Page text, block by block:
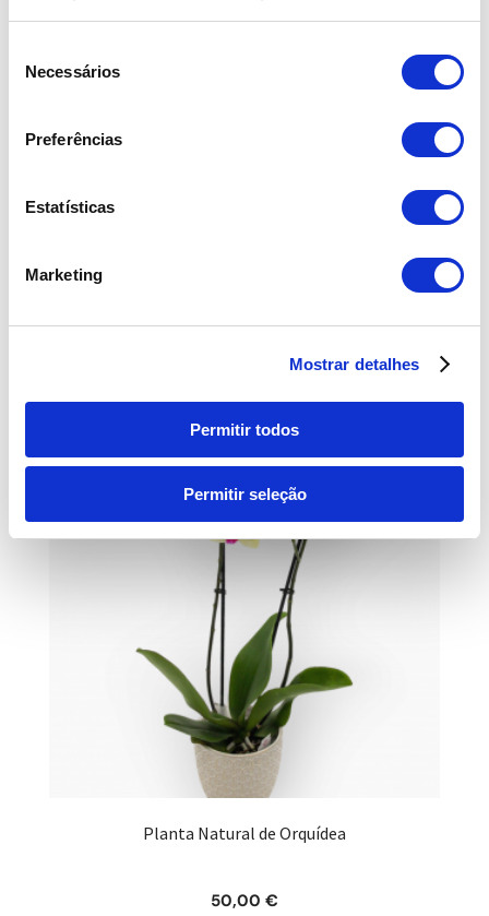
Necessários
Preferências
Estatísticas
Marketing
Mostrar detalhes
Permitir todos
Permitir seleção
33,00 €
de 5
Produtos Relacionados
Planta Natural de Orquídea
50,00 €